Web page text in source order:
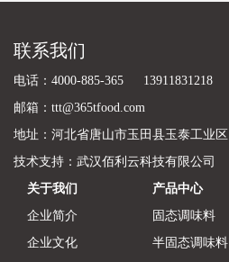
联系我们
电话：4000-885-365 13911831218
邮箱：ttt@365tfood.com
地址：河北省唐山市玉田县玉泰工业区
技术支持： 武汉佰利云科技有限公司
关于我们
企业简介
企业文化
产品中心
固态调味料
半固态调味料